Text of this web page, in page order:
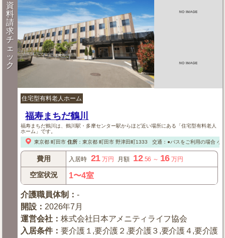
資
料
請
求
チ
ェ
ッ
ク
住宅型有料老人ホーム
福寿まちだ鶴川
福寿まちだ鶴川は、鶴川駅・多摩センター駅からほど近い場所にある「住宅型有料老人
ホーム」です。
東京都 町田市 住所： 東京都 町田市野津田町1333 交通：●バスをご利用の場合小
費用 入居時 21 万円 月額 12.56 ～ 16 万円
空室状況 1〜4室
介護職員体制 ：-
開設 ：2026年7月
運営会社 ：株式会社日本アメニティライフ協会
入居条件：要介護１,要介護２,要介護３,要介護４,要介護